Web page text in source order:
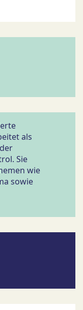
als
Sie
wie
sowie